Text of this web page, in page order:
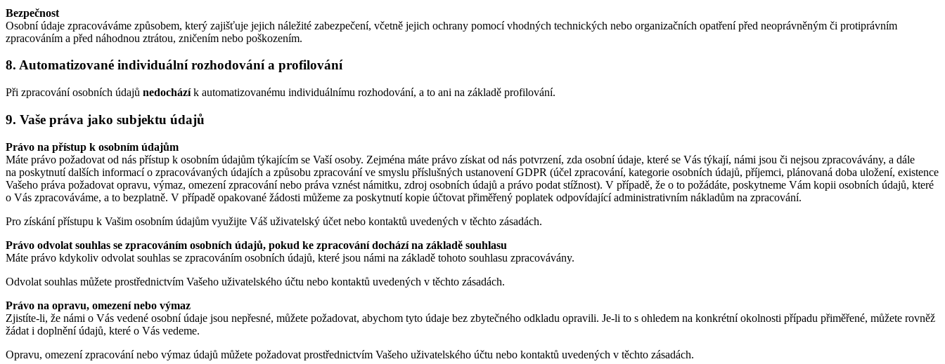
Bezpečnost
Osobní údaje zpracováváme způsobem, který zajišťuje jejich náležité zabezpečení, včetně jejich ochrany pomocí vhodných technických nebo organizačních opatření před neoprávněným či protiprávním
zpracováním a před náhodnou ztrátou, zničením nebo poškozením.
8. Automatizované individuální rozhodování a profilování
Při zpracování osobních údajů nedocházík automatizovanému individuálnímu rozhodování, a to ani na základě profilování.
9. Vaše práva jako subjektu údajů
Právo na přístup k osobním údajům
Máte právo požadovat od nás přístup k osobním údajům týkajícím se Vaší osoby. Zejména máte právo získat od nás potvrzení, zda osobní údaje, které se Vás týkají, námi jsou či nejsou zpracovávány, a dále
na poskytnutí dalších informací o zpracovávaných údajích a způsobu zpracování ve smyslu příslušných ustanovení GDPR (účel zpracování, kategorie osobních údajů, příjemci, plánovaná doba uložení, existence
Vašeho práva požadovat opravu, výmaz, omezení zpracování nebo práva vznést námitku, zdroj osobních údajů a právo podat stížnost). V případě, že o to požádáte, poskytneme Vám kopii osobních údajů, které
o Vás zpracováváme, a to bezplatně. V případě opakované žádosti můžeme za poskytnutí kopie účtovat přiměřený poplatek odpovídající administrativním nákladům na zpracování.
Pro získání přístupu k Vašim osobním údajům využijte Váš uživatelský účet nebo kontaktů uvedených v těchto zásadách.
Právo odvolat souhlas se zpracováním osobních údajů, pokud ke zpracování dochází na základě souhlasu
Máte právo kdykoliv odvolat souhlas se zpracováním osobních údajů, které jsou námi na základě tohoto souhlasu zpracovávány.
Odvolat souhlas můžete prostřednictvím Vašeho uživatelského účtu nebo kontaktů uvedených v těchto zásadách.
Právo na opravu, omezení nebo výmaz
Zjistíte-li, že námi o Vás vedené osobní údaje jsou nepřesné, můžete požadovat, abychom tyto údaje bez zbytečného odkladu opravili. Je-li to s ohledem na konkrétní okolnosti případu přiměřené, můžete rovněž
žádat i doplnění údajů, které o Vás vedeme.
Opravu, omezení zpracování nebo výmaz údajů můžete požadovat prostřednictvím Vašeho uživatelského účtu nebo kontaktů uvedených v těchto zásadách.